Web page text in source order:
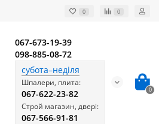
0 0
067-673-19-39
098-885-08-72
субота–неділя
Шпалери, плита:
067-622-23-82
Строй магазин, двері:
067-566-91-81
0